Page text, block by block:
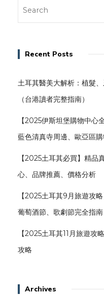
Recent Posts
土耳其醫美大解析：植髮
（台港讀者完整指南）
【2025伊斯坦堡購物中心
藍色清真寺周邊、歐亞區
【2025土耳其必買】精品
心、品牌推薦、價格分析
【2025土耳其9月旅遊攻
葡萄酒節、歌劇節完全指南
【2025土耳其11月旅遊攻
攻略
Archives